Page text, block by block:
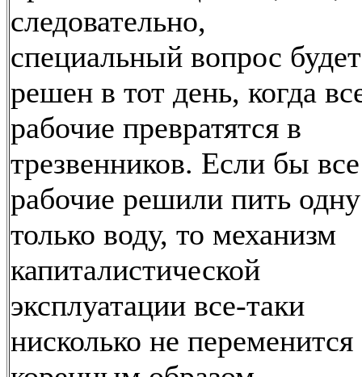
следовательно,
специальный вопрос будет
решен в тот день, когда
рабочие превратятся в
трезвенников. Если бы все
рабочие решили пить одну
только воду, то механизм
капиталистической
эксплуатации все-таки
нисколько не переменится